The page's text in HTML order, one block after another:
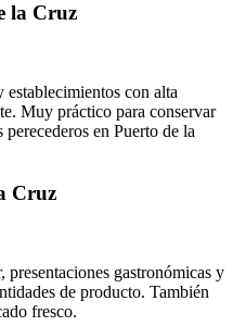
la Cruz
con alta
Muy práctico para conservar
en Puerto de la
Cruz
gastronómicas y
de producto. También
fresco.